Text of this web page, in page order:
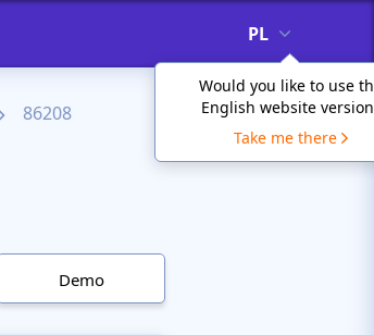
PL
Would you like to use
English website
Take me there
86208
Demo